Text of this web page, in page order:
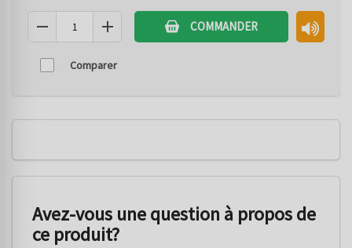
COMMANDER
Comparer
Avez-vous une question à propos de
ce produit?